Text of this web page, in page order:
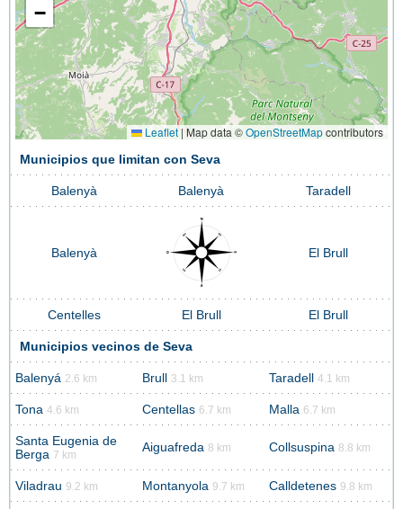
−
Leaflet |Map data ©OpenStreetMapcontributors
Municipios que limitan con Seva
Balenyà Balenyà Taradell
Balenyà El Brull
Centelles El Brull El Brull
Municipios vecinos de Seva
Balenyá 2.6 km Brull 3.1 km Taradell 4.1 km
Tona 4.6 km Centellas 6.7 km Malla 6.7 km
Santa Eugenia de
Berga 7 km
Aiguafreda 8 km Collsuspina 8.8 km
Viladrau 9.2 km Montanyola 9.7 km Calldetenes 9.8 km